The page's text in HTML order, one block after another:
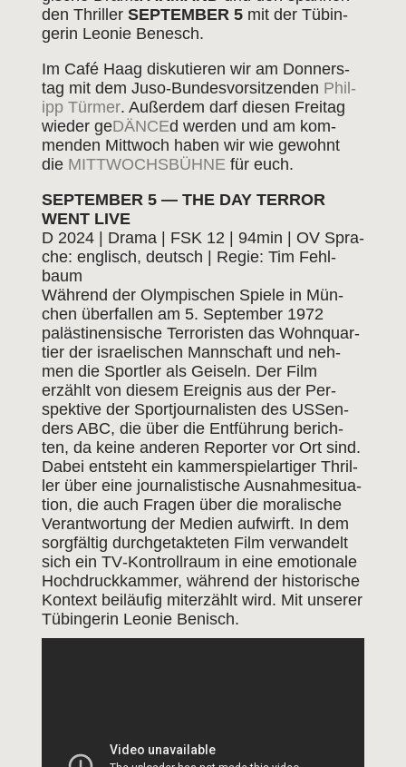
den Thril­ler SEP­TEM­BER 5 mit der Tübin­
ge­rin Leo­nie Benesch.
Im Café Haag dis­ku­tie­ren wir am Don­ners­
tag mit dem Juso‐Bundesvorsitzenden Phil­
ipp Tür­mer. Außer­dem darf die­sen Frei­tag
wie­der geDÄN­CEd wer­den und am kom­
men­den Mitt­woch haben wir wie gewohnt
die MITT­WOCHS­BÜH­NE für euch.
SEP­TEM­BER 5 — THE DAY TER­ROR
WENT LIVE
D 2024 | Dra­ma | FSK 12 | 94min | OV Spra­
che: eng­lisch, deutsch | Regie: Tim Fehl­
baum
Wäh­rend der Olym­pi­schen Spie­le in Mün­
chen über­fal­len am 5. Sep­tem­ber 1972
paläs­ti­nen­si­sche Ter­ro­ris­ten das Wohn­quar­
tier der israe­li­schen Mann­schaft und neh­
men die Sport­ler als Gei­seln. Der Film
erzählt von die­sem Ereig­nis aus der Per­
spek­ti­ve der Sport­jour­na­lis­ten des USSen­
ders ABC, die über die Ent­füh­rung berich­
ten, da kei­ne ande­ren Repor­ter vor Ort sind.
Dabei ent­steht ein kam­mer­spiel­ar­ti­ger Thril­
ler über eine jour­na­lis­ti­sche Aus­nah­me­si­tua­
ti­on, die auch Fra­gen über die mora­li­sche
Ver­ant­wor­tung der Medi­en auf­wirft. In dem
sorg­fäl­tig durch­ge­tak­te­ten Film ver­wan­delt
sich ein TV‐Kontrollraum in eine emo­tio­na­le
Hoch­druck­kam­mer, wäh­rend der his­to­ri­sche
Kon­text bei­läu­fig mit­er­zählt wird. Mit unse­rer
Tübin­ge­rin Leo­nie Benisch.